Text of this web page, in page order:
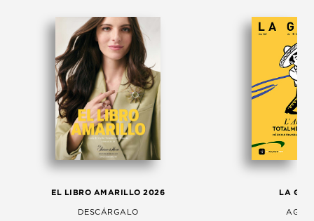
EL LIBRO AMARILLO 2026
DESCÁRGALO
LA